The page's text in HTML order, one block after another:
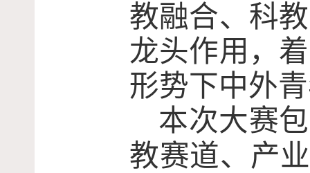
教融合、科
龙头作用，
形势下中外
本次大赛
教赛道、产